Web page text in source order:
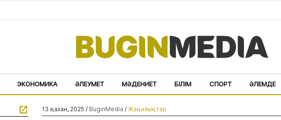
ЭКОНОМИКА ӘЛЕУМЕТ МӘДЕНИЕТ БІЛІМ СПОРТ ӘЛЕМДЕ
13 қазан, 2025 / BuginMedia / Жаңалықтар